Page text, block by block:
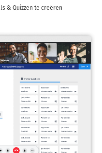
& Quizzen te creëren